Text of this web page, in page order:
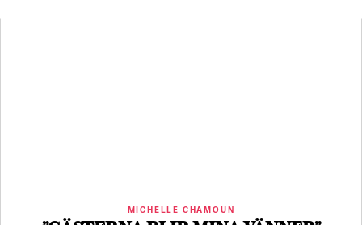
MICHELLE CHAMOUN